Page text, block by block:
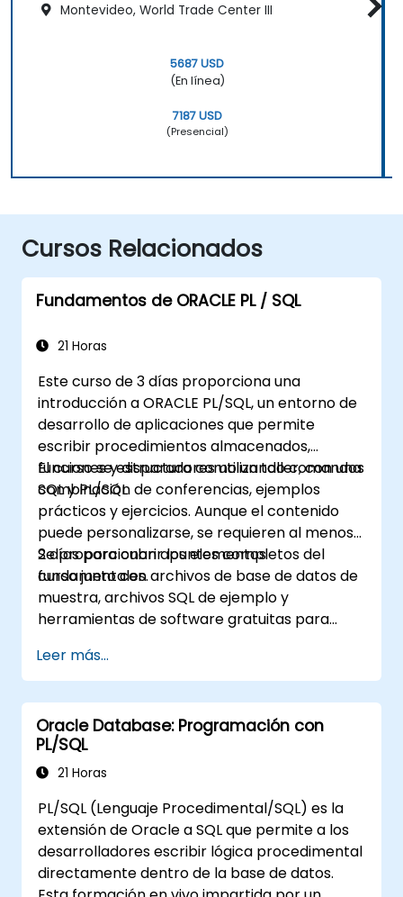
Montevideo, World Trade Center III
5687 USD
(En línea)
7187 USD
(Presencial)
Cursos Relacionados
Fundamentos de ORACLE PL / SQL
21 Horas
Este curso de 3 días proporciona una
introducción a ORACLE PL/SQL, un entorno de
desarrollo de aplicaciones que permite
escribir procedimientos almacenados,
funciones y disparadores utilizando comandos
SQL y PL/SQL.
El curso se estructura como un taller, con una
combinación de conferencias, ejemplos
prácticos y ejercicios. Aunque el contenido
puede personalizarse, se requieren al menos
2 días para cubrir los elementos
fundamentales.
Se proporcionan apuntes completos del
curso junto con archivos de base de datos de
muestra, archivos SQL de ejemplo y
herramientas de software gratuitas para
Leer más...
Oracle Database: Programación con
PL/SQL
21 Horas
PL/SQL (Lenguaje Procedimental/SQL) es la
extensión de Oracle a SQL que permite a los
desarrolladores escribir lógica procedimental
directamente dentro de la base de datos.